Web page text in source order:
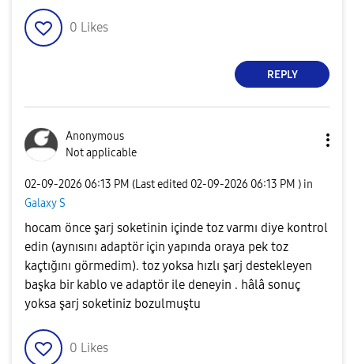
0 Likes
REPLY
Anonymous
Not applicable
‎02-09-2026 06:13 PM (Last edited ‎02-09-2026 06:13 PM ) in
Galaxy S
hocam önce şarj soketinin içinde toz varmı diye kontrol
edin (aynısını adaptör için yapında oraya pek toz
kaçtığını görmedim). toz yoksa hızlı şarj destekleyen
başka bir kablo ve adaptör ile deneyin . hâlâ sonuç
yoksa şarj soketiniz bozulmuştu
0 Likes